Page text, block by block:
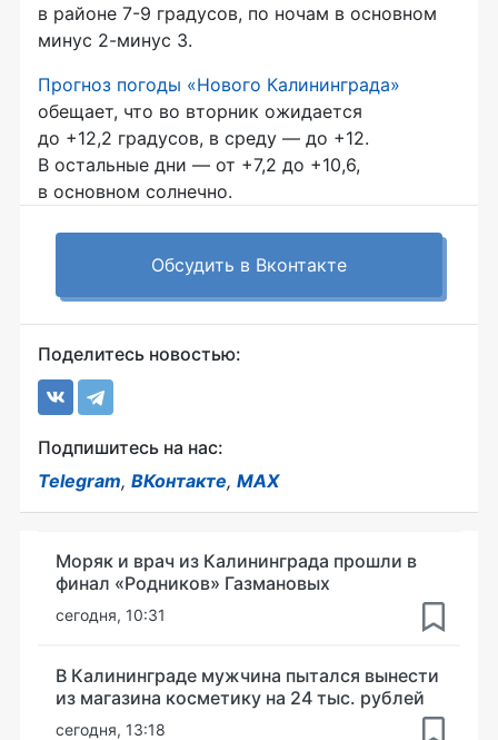
в районе 7-9 градусов, по ночам в основном
минус 2-минус 3.
Прогноз погоды «Нового Калининграда»
обещает, что во вторник ожидается
до +12,2 градусов, в среду — до +12.
В остальные дни — от +7,2 до +10,6,
в основном солнечно.
Обсудить в Вконтакте
Поделитесь новостью:
Подпишитесь на нас:
Telegram, ВКонтакте, MAX
Моряк и врач из Калининграда прошли в
финал «Родников» Газмановых
сегодня, 10:31
В Калининграде мужчина пытался вынести
из магазина косметику на 24 тыс. рублей
сегодня, 13:18